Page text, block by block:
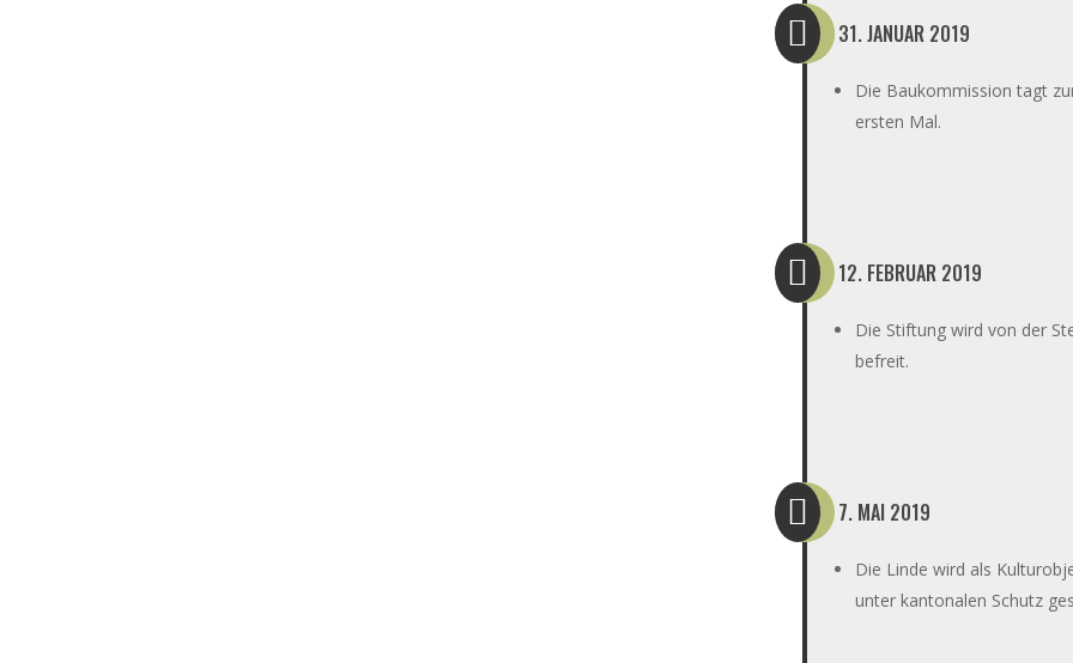
 31. JANUAR 2019
Die Baukommission tagt
ersten Mal.
 12. FEBRUAR 2019
Die Stiftung wird von der
befreit.
 7. MAI 2019
Die Linde wird als
unter kantonalen Schutz